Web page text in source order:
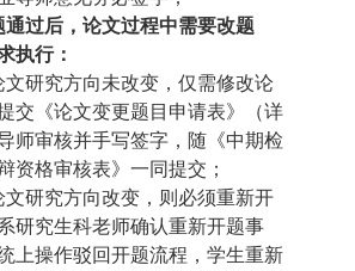
通过后，论文过程中需要改题
执行：
文研究方向未改变，仅需修改论
交《论文变更题目申请表》（详
师审核并手写签字，随《中期检
资格审核表》一同提交；
文研究方向改变，则必须重新开
研究生科老师确认重新开题事
上操作驳回开题流程，学生重新